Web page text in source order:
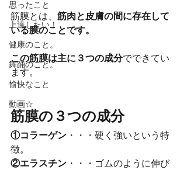
思ったこと
上達したい！
健康のこと。
舞踊のこと。
愉快なこと
動画☆
筋膜とは、 筋肉と皮膚の間に存在して
いる膜のことです。
この筋膜は主に３つの成分でできてい
ます。
筋膜の３つの成分
①コラーゲン ・・・硬く強いという特
徴。
②エラスチン ・・・ゴムのように伸び